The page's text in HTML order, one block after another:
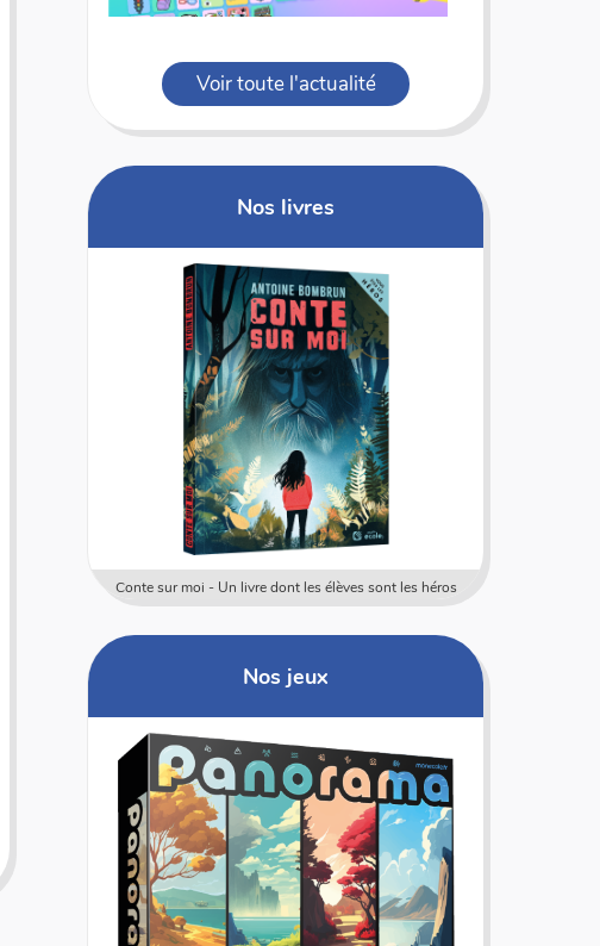
Voir toute l'actualité
Nos livres
Conte sur moi - Un livre dont les élèves sont les héros
Nos jeux